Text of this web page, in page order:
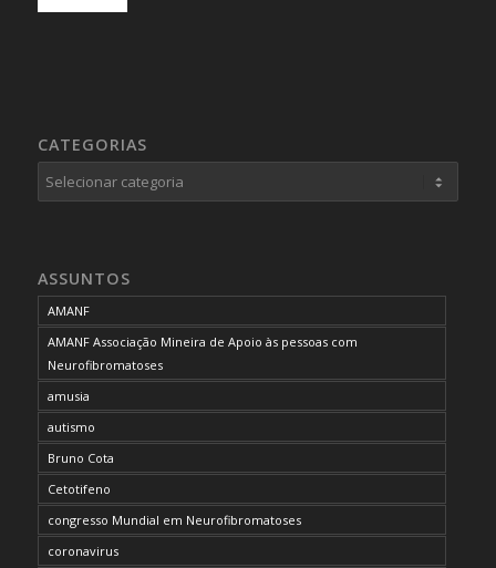
CATEGORIAS
Categorias
ASSUNTOS
AMANF
AMANF Associação Mineira de Apoio às pessoas com
Neurofibromatoses
amusia
autismo
Bruno Cota
Cetotifeno
congresso Mundial em Neurofibromatoses
coronavirus